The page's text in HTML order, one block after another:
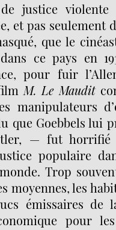
justice
et pas seulement
que le
ce pays en
pour fuir
M. Le Maudit
manipulateurs
que Goebbels lui
— fut horrifié
populaire
Trop
moyennes, les
émissaires de
pour